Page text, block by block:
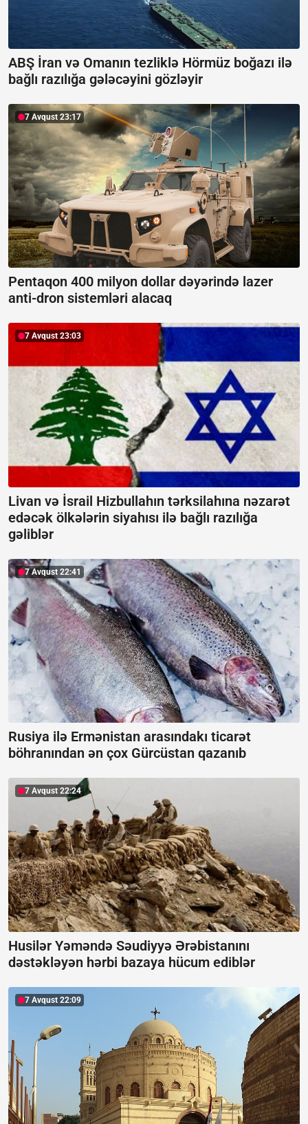
ABŞ İran və Omanın tezliklə Hörmüz boğazı ilə
bağlı razılığa gələcəyini gözləyir
7 Avqust 23:17
Pentaqon 400 milyon dollar dəyərində lazer
anti-dron sistemləri alacaq
7 Avqust 23:03
Livan və İsrail Hizbullahın tərksilahına nəzarət
edəcək ölkələrin siyahısı ilə bağlı razılığa
gəliblər
7 Avqust 22:41
Rusiya ilə Ermənistan arasındakı ticarət
böhranından ən çox Gürcüstan qazanıb
7 Avqust 22:24
Husilər Yəməndə Səudiyyə Ərəbistanını
dəstəkləyən hərbi bazaya hücum ediblər
7 Avqust 22:09